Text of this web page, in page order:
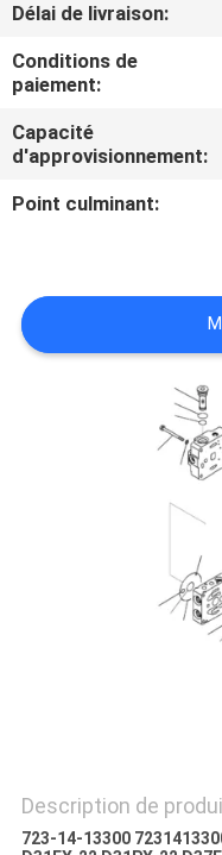
DE
LA
CONTACT
TOUS
DEMANDE
SOUMISSION
POLITIQUE
Délai de livraison:
Conditions de
paiement:
Capacité
d'approvisionnement:
Point culminant:
Description de
723-14-13300